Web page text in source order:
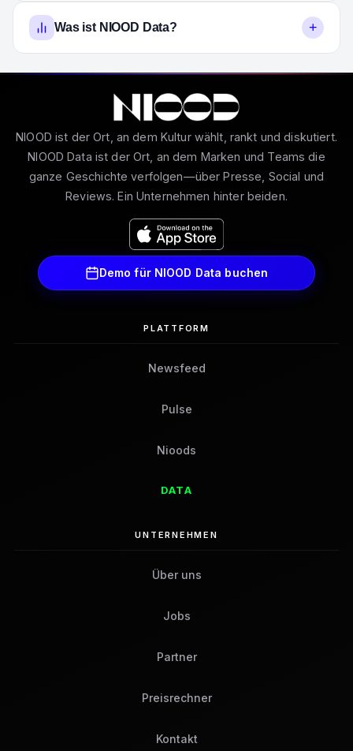
Was ist NIOOD Data? +
NIOOD ist der Ort, an dem Kultur wählt, rankt und diskutiert.
NIOOD Data ist der Ort, an dem Marken und Teams die
ganze Geschichte verfolgen—über Presse, Social und
Reviews. Ein Unternehmen hinter beiden.
Demo für NIOOD Data buchen
PLATTFORM
Newsfeed
Pulse
Nioods
DATA
UNTERNEHMEN
Über uns
Jobs
Partner
Preisrechner
Kontakt